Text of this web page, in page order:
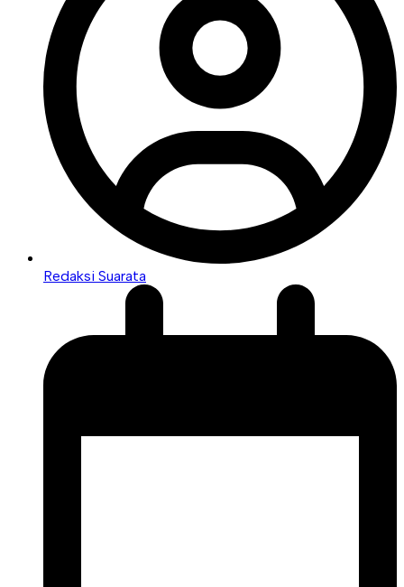
Redaksi Suarata